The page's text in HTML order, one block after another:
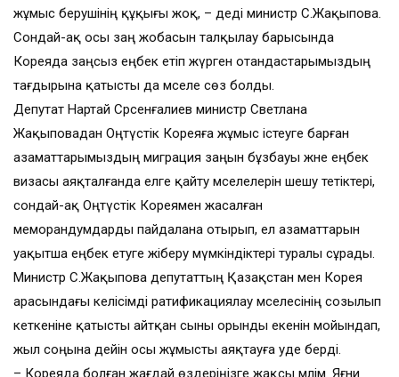
жұмыс берушінің құқы­ғы жоқ, – деді министр С.Жақыпова.
Сондай-ақ осы заң жобасын талқылау барысында
Кореяда заңсыз еңбек етіп жүрген отандастарымыздың
тағдырына қатысты да мәселе сөз болды.
Депутат Нартай Сәрсен­ғалиев министр Светлана
Жақыповадан Оңтүстік Корея­ға жұмыс істеуге барған
азамат­тарымыздың миграция заңын бұзбауы және еңбек
визасы аяқталғанда елге қайту мәселелерін шешу тетік­тері,
сондай-ақ Оңтүстік Корея­мен жасалған
меморандумдарды пайдалана отырып, ел азаматтарын
уақытша еңбек етуге жіберу мүмкіндіктері туралы сұрады.
Министр С.Жақыпова депутаттың Қазақстан мен Корея
арасындағы келісімді ратификациялау мәселесінің созылып
кеткеніне қатысты айтқан сыны орынды екенін мойындап,
жыл соңына дейін осы жұмысты аяқтауға уәде берді.
– Кореяда болған жағдай өздеріңізге жақсы мәлім. Яғни